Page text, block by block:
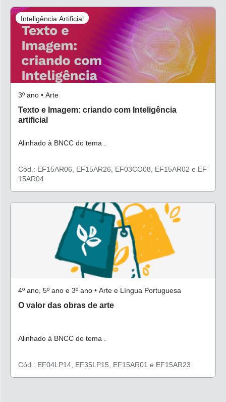
Inteligência Artificial
3º ano • Arte
Texto e Imagem: criando com Inteligência
artificial
Alinhado à BNCC do tema .
Cód.: EF15AR06, EF15AR26, EF03CO08, EF15AR02 e EF
15AR04
4º ano, 5º ano e 3º ano • Arte e Língua Portuguesa
O valor das obras de arte
Alinhado à BNCC do tema .
Cód.: EF04LP14, EF35LP15, EF15AR01 e EF15AR23